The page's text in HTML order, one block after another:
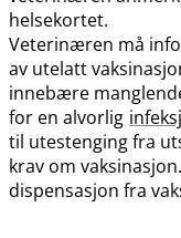
helsekortet.
Veterinæren må
av utelatt
innebære
for en alvorlig
til utestenging fra
krav om
dispensasjon fra